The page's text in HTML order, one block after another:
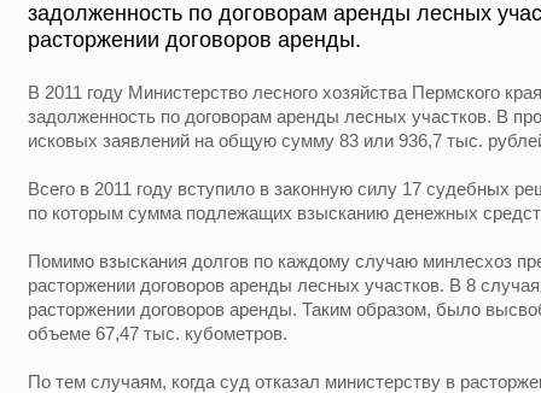
задолженность по договорам аренды лесных
расторжении договоров аренды.
В 2011 году Министерство лесного хозяйства Пермского
задолженность по договорам аренды лесных участков. В
исковых заявлений на общую сумму 83 или 936,7 тыс.
Всего в 2011 году вступило в законную силу 17 судебных
по которым сумма подлежащих взысканию денежных
Помимо взыскания долгов по каждому случаю минлесхоз
расторжении договоров аренды лесных участков. В 8
расторжении договоров аренды. Таким образом, было
объеме 67,47 тыс. кубометров.
По тем случаям, когда суд отказал министерству в